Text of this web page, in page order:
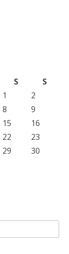
S
S
1
2
8
9
15
16
22
23
29
30